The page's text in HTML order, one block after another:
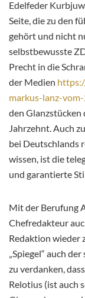
Edelfeder
Seite, die zu den
gehört und nicht
selbstbewusste
Precht in die
der Medien
markus-lanz-
den
Jahrzehnt. Auch
bei Deutschlands
wissen, ist die
und garantierte
Mit der Berufung
Chefredakteur
Redaktion wieder
„Spiegel“ auch
zu verdanken,
Relotius (ist auch